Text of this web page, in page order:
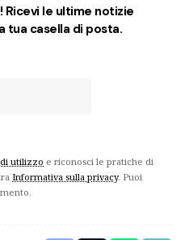
Ricevi le ultime notizie
tua casella di posta.
utilizzo e riconosci le pratiche di
Informativa sulla privacy. Puoi